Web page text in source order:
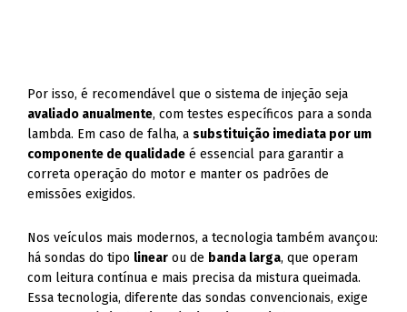
Por isso, é recomendável que o sistema de injeção seja
avaliado anualmente, com testes específicos para a sonda
lambda. Em caso de falha, asubstituição imediata por um
componente de qualidade é essencial para garantir a
correta operação do motor e manter os padrões de
emissões exigidos.
Nos veículos mais modernos, a tecnologia também avançou:
há sondas do tipo linear ou de banda larga, que operam
com leitura contínua e mais precisa da mistura queimada.
Essa tecnologia, diferente das sondas convencionais, exige